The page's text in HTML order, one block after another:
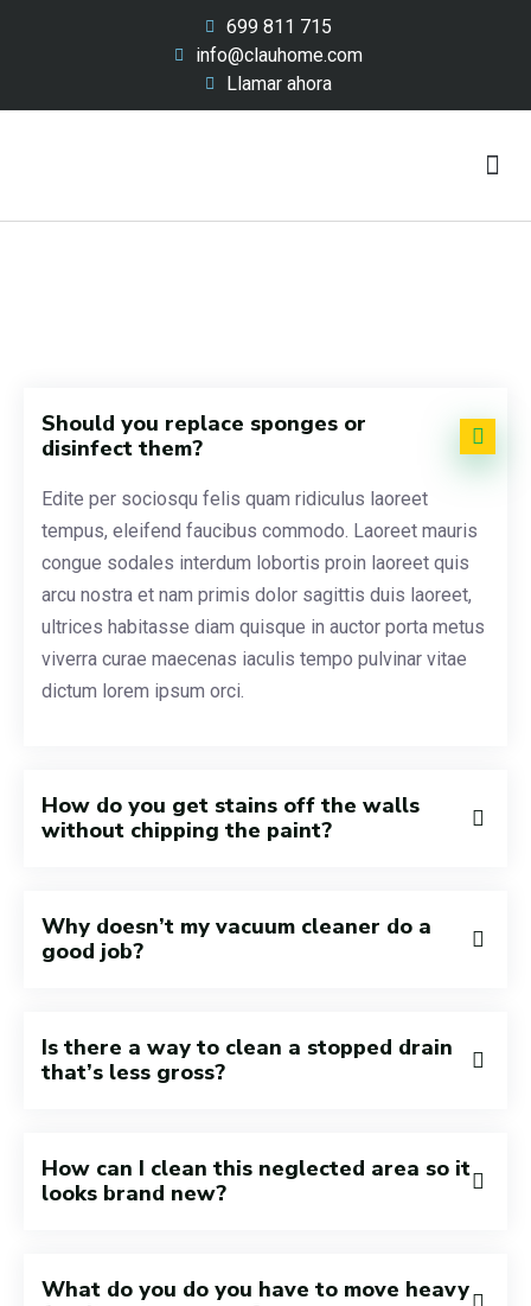
699 811 715
info@clauhome.com
Llamar ahora
Should you replace sponges or
disinfect them?
Edite per sociosqu felis quam ridiculus laoreet
tempus, eleifend faucibus commodo. Laoreet mauris
congue sodales interdum lobortis proin laoreet quis
arcu nostra et nam primis dolor sagittis duis laoreet,
ultrices habitasse diam quisque in auctor porta metus
viverra curae maecenas iaculis tempo pulvinar vitae
dictum lorem ipsum orci.
How do you get stains off the walls
without chipping the paint?
Why doesn’t my vacuum cleaner do a
good job?
Is there a way to clean a stopped drain
that’s less gross?
How can I clean this neglected area so it
looks brand new?
What do you do you have to move heavy